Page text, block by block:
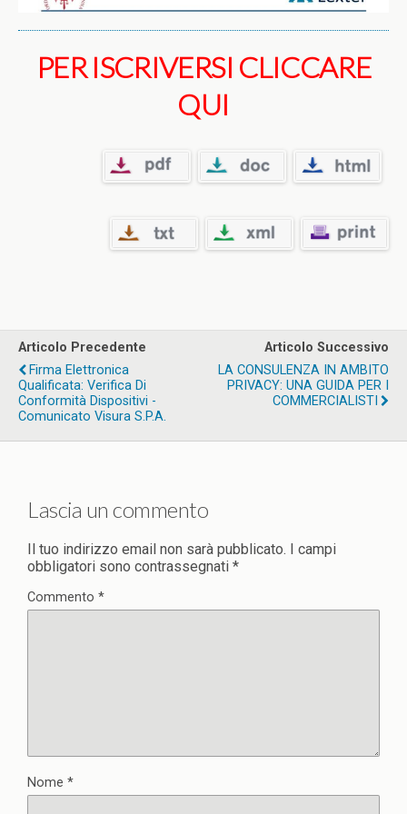
PER ISCRIVERSI CLICCARE
QUI
Articolo Precedente
Firma Elettronica
Qualificata: Verifica Di
Conformità Dispositivi -
Comunicato Visura S.p.A.
Articolo Successivo
LA CONSULENZA IN AMBITO
PRIVACY: UNA GUIDA PER I
COMMERCIALISTI
Lascia un commento
Il tuo indirizzo email non sarà pubblicato. I campi
obbligatori sono contrassegnati *
Commento *
Nome *